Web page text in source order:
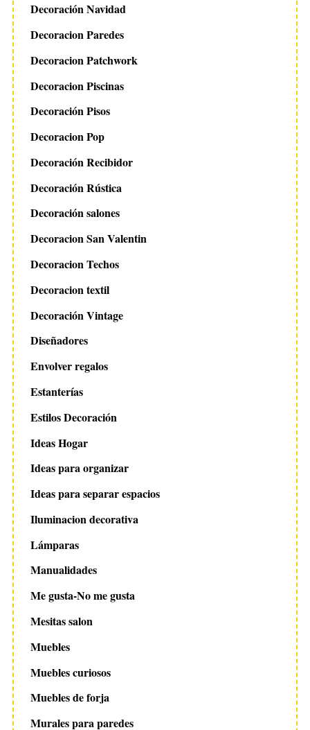
Decoración Navidad
Decoracion Paredes
Decoracion Patchwork
Decoracion Piscinas
Decoración Pisos
Decoracion Pop
Decoración Recibidor
Decoración Rústica
Decoración salones
Decoracion San Valentin
Decoracion Techos
Decoracion textil
Decoración Vintage
Diseñadores
Envolver regalos
Estanterías
Estilos Decoración
Ideas Hogar
Ideas para organizar
Ideas para separar espacios
Iluminacion decorativa
Lámparas
Manualidades
Me gusta-No me gusta
Mesitas salon
Muebles
Muebles curiosos
Muebles de forja
Murales para paredes